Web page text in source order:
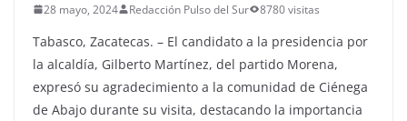
28 mayo, 2024 Redacción Pulso del Sur 8780 visitas
Tabasco, Zacatecas. – El candidato a la presidencia por
la alcaldía, Gilberto Martínez, del partido Morena,
expresó su agradecimiento a la comunidad de Ciénega
de Abajo durante su visita, destacando la importancia